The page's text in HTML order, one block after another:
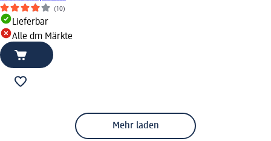
(10)
Lieferbar
Alle dm Märkte
Mehr laden